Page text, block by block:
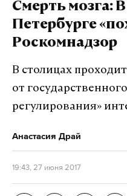
Смерть мозга:
Петербурге
Роскомнадзор
В столицах
от
регулирования»
Анастасия Драй
19:43, 27 июня 2017